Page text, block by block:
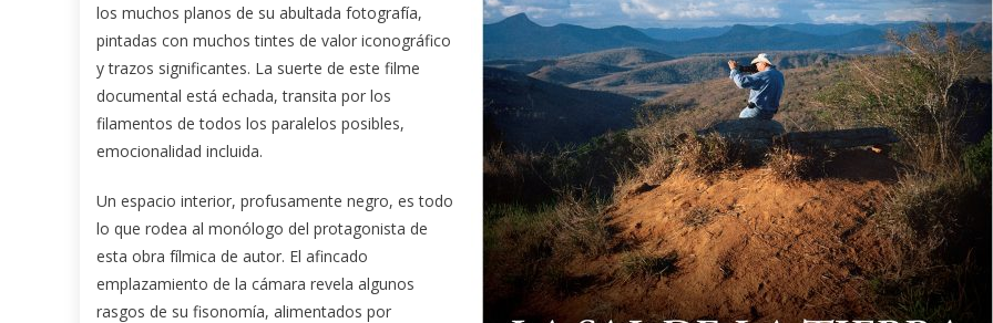
los muchos planos de su abultada fotografía,
pintadas con muchos tintes de valor iconográfico
y trazos significantes. La suerte de este filme
documental está echada, transita por los
filamentos de todos los paralelos posibles,
emocionalidad incluida.
Un espacio interior, profusamente negro, es todo
lo que rodea al monólogo del protagonista de
esta obra fílmica de autor. El afincado
emplazamiento de la cámara revela algunos
rasgos de su fisonomía, alimentados por